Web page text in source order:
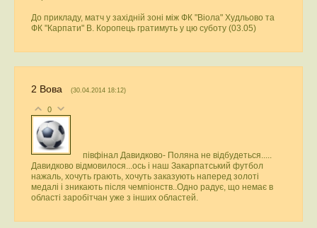
До прикладу, матч у західній зоні між ФК "Віола" Худльово та
ФК "Карпати" В. Коропець гратимуть у цю суботу (03.05)
2 Вова (30.04.2014 18:12)
0
півфінал Давидково- Поляна не відбудеться.....
Давидково відмовилося...ось і наш Закарпатський футбол
нажаль, хочуть грають, хочуть заказують наперед золоті
медалі і зникають після чемпіонств..Одно радує, що немає в
області заробітчан уже з інших областей.